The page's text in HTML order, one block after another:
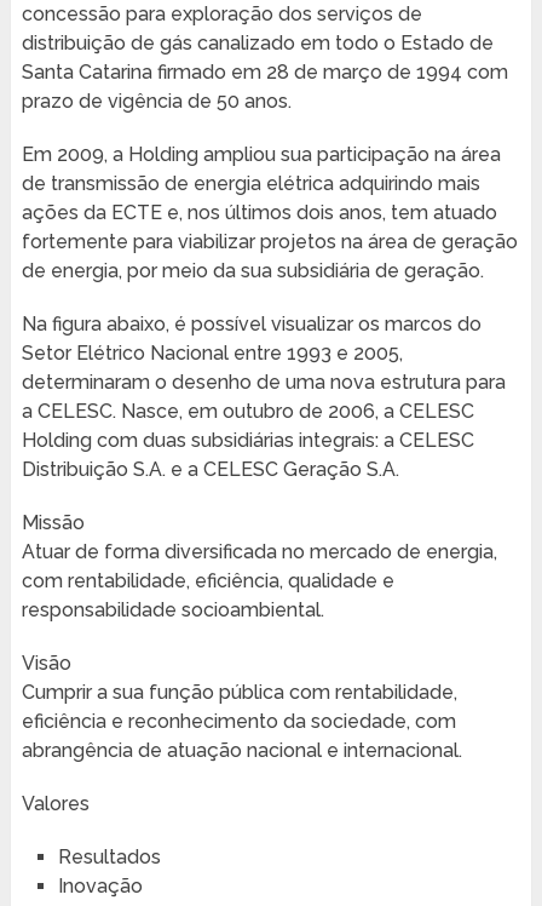
concessão para exploração dos serviços de
distribuição de gás canalizado em todo o Estado de
Santa Catarina firmado em 28 de março de 1994 com
prazo de vigência de 50 anos.
Em 2009, a Holding ampliou sua participação na área
de transmissão de energia elétrica adquirindo mais
ações da ECTE e, nos últimos dois anos, tem atuado
fortemente para viabilizar projetos na área de geração
de energia, por meio da sua subsidiária de geração.
Na figura abaixo, é possível visualizar os marcos do
Setor Elétrico Nacional entre 1993 e 2005,
determinaram o desenho de uma nova estrutura para
a CELESC. Nasce, em outubro de 2006, a CELESC
Holding com duas subsidiárias integrais: a CELESC
Distribuição S.A. e a CELESC Geração S.A.
Missão
Atuar de forma diversificada no mercado de energia,
com rentabilidade, eficiência, qualidade e
responsabilidade socioambiental.
Visão
Cumprir a sua função pública com rentabilidade,
eficiência e reconhecimento da sociedade, com
abrangência de atuação nacional e internacional.
Valores
Resultados
Inovação